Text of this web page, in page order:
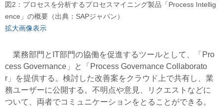
図2：プロセスを分析するプロセスマイニング製品「Process Intellig
ence」の概要（出典：SAPジャパン）
拡大画像表示
業務部門とIT部門の協働を促進するツールとして、「Pro
cess Governance」と「Process Governance Collaborato
r」を提供する。検討した改善案をクラウド上で共有し、業
務ユーザーに公開する。不明点や意見、リクエストなどに
ついて、両者でコミュニケーションをとることができる。